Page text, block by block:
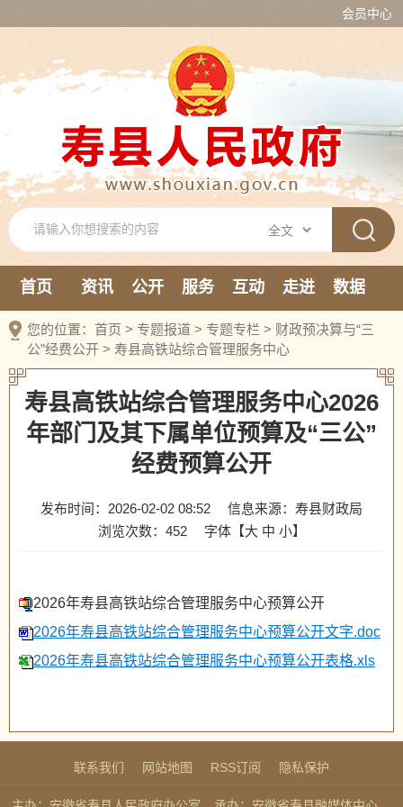
会员中心
首页 资讯 公开 服务 互动 走进
数据
新媒体
您的位置： 首页 > 专题报道 > 专题专栏 > 财政预决算与“三
公”经费公开 > 寿县高铁站综合管理服务中心
寿县高铁站综合管理服务中心2026
年部门及其下属单位预算及“三公”
经费预算公开
发布时间：2026-02-02 08:52
信息来源：寿县财政局
浏览次数： 452 字体【大 中 小】
2026年寿县高铁站综合管理服务中心预算公开
2026年寿县高铁站综合管理服务中心预算公开文字.doc
2026年寿县高铁站综合管理服务中心预算公开表格.xls
联系我们 网站地图 RSS订阅 隐私保护